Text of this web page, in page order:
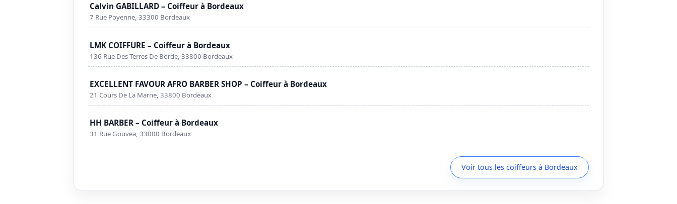
Calvin GABILLARD – Coiffeur à Bordeaux
7 Rue Poyenne, 33300 Bordeaux
LMK COIFFURE – Coiffeur à Bordeaux
136 Rue Des Terres De Borde, 33800 Bordeaux
EXCELLENT FAVOUR AFRO BARBER SHOP – Coiffeur à Bordeaux
21 Cours De La Marne, 33800 Bordeaux
HH BARBER – Coiffeur à Bordeaux
31 Rue Gouvea, 33000 Bordeaux
Voir tous les coiffeurs à Bordeaux